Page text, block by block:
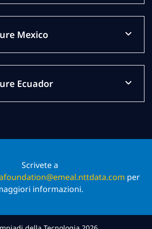
Mexico
Ecuador
Scrivete a
per
informazioni.